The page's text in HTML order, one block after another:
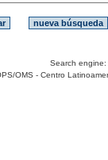
Search engine:
OMS - Centro